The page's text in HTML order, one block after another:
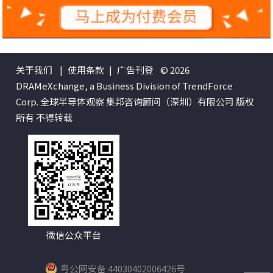
关于我们 | 使用条款 | 广告刊登 © 2026
DRAMeXchange, a Business Division of TrendForce
Corp. 全球半导体观察 集邦咨询顾问（深圳）有限公司 版权
所有 不得转载
微信公众平台
粤公网安备 44030402006426号